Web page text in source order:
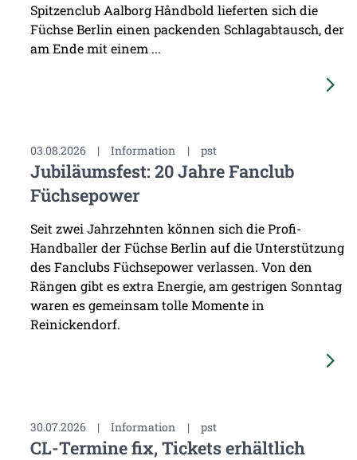
Spitzenclub Aalborg Håndbold lieferten sich die
Füchse Berlin einen packenden Schlagabtausch, der
am Ende mit einem ...
03.08.2026 | Information | pst
Jubiläumsfest: 20 Jahre Fanclub
Füchsepower
Seit zwei Jahrzehnten können sich die Profi-
Handballer der Füchse Berlin auf die Unterstützung
des Fanclubs Füchsepower verlassen. Von den
Rängen gibt es extra Energie, am gestrigen Sonntag
waren es gemeinsam tolle Momente in
Reinickendorf.
30.07.2026 | Information | pst
CL-Termine fix, Tickets erhältlich